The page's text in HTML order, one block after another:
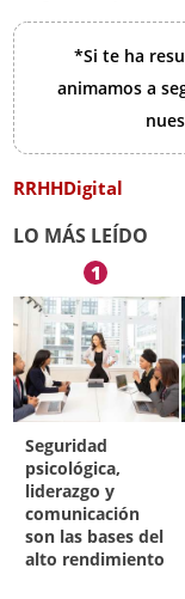
*Si te ha
animamos a
RRHHDigital
LO MÁS LEÍDO
1
Seguridad
psicológica,
liderazgo y
comunicación
son las bases del
alto rendimiento